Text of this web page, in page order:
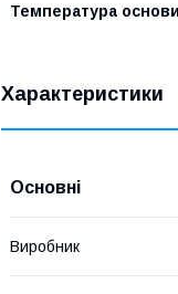
Температура
Характеристики
Основні
Виробник